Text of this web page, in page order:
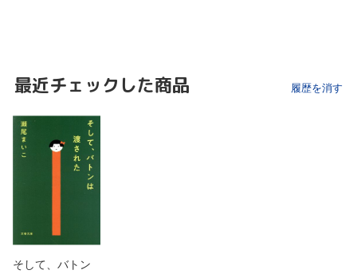
最近チェックした商品 履歴を消す
そして、バトン